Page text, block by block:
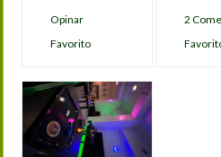
Opinar
Favorito
2